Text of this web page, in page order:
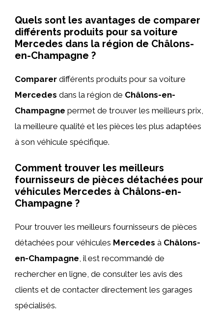
Quels sont les avantages de comparer
différents produits pour sa voiture
Mercedes dans la région de Châlons-
en-Champagne ?
Comparer différents produits pour sa voiture
Mercedes dans la région de Châlons-en-
Champagne permet de trouver les meilleurs prix,
la meilleure qualité et les pièces les plus adaptées
à son véhicule spécifique.
Comment trouver les meilleurs
fournisseurs de pièces détachées pour
véhicules Mercedes à Châlons-en-
Champagne ?
Pour trouver les meilleurs fournisseurs de pièces
détachées pour véhicules Mercedes à Châlons-
en-Champagne, il est recommandé de
rechercher en ligne, de consulter les avis des
clients et de contacter directement les garages
spécialisés.